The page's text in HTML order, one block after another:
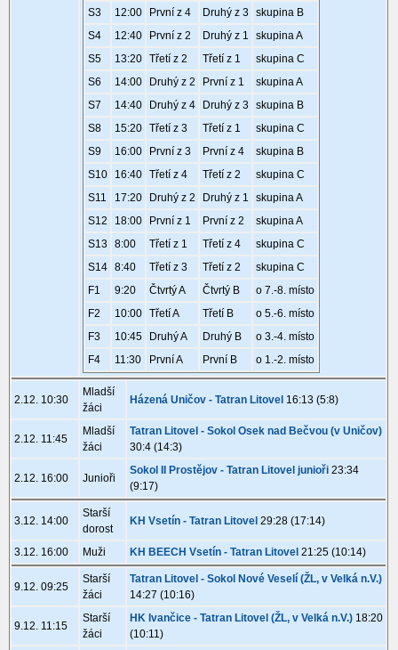
S3
12:00 První z 4 Druhý z 3
skupina B
S4
12:40 První z 2 Druhý z 1
skupina A
S5
13:20 Třetí z 2 Třetí z 1
skupina C
S6
14:00 Druhý z 2 První z 1
skupina A
S7
14:40 Druhý z 4 Druhý z 3
skupina B
S8
15:20 Třetí z 3 Třetí z 1
skupina C
S9
16:00 První z 3 První z 4
skupina B
S10
16:40 Třetí z 4 Třetí z 2
skupina C
S11
17:20 Druhý z 2 Druhý z 1
skupina A
S12
18:00 První z 1 První z 2
skupina A
S13
8:00 Třetí z 1 Třetí z 4
skupina C
S14
8:40 Třetí z 3 Třetí z 2
skupina C
F1
9:20 Čtvrtý A Čtvrtý B
o 7.-8. místo
F2
10:00 Třetí A Třetí B
o 5.-6. místo
F3
10:45 Druhý A Druhý B
o 3.-4. místo
F4
11:30 První A První B o 1.-2. místo
2.12. 10:30
Mladší
žáci
Házená Uničov - Tatran Litovel 16:13 (5:8)
2.12. 11:45
Mladší
žáci
Tatran Litovel - Sokol Osek nad Bečvou (v Uničov)
30:4 (14:3)
2.12. 16:00 Junioři
Sokol II Prostějov - Tatran Litovel junioři 23:34
(9:17)
3.12. 14:00
Starší
dorost
KH Vsetín - Tatran Litovel 29:28 (17:14)
3.12. 16:00 Muži KH BEECH Vsetín - Tatran Litovel 21:25 (10:14)
9.12. 09:25
Starší
žáci
Tatran Litovel - Sokol Nové Veselí (ŽL, v Velká n.V.)
14:27 (10:16)
9.12. 11:15
Starší
žáci
HK Ivančice - Tatran Litovel (ŽL, v Velká n.V.) 18:20
(10:11)